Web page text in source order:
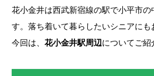
花小金井は西武新宿線の駅で小平市
す。落ち着いて暮らしたいシニアに
今回は、 花小金井駅周辺についてご紹